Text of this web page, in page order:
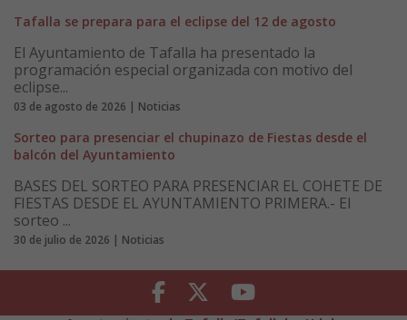
Tafalla se prepara para el eclipse del 12 de agosto
El Ayuntamiento de Tafalla ha presentado la
programación especial organizada con motivo del
eclipse...
03 de agosto de 2026 | Noticias
Sorteo para presenciar el chupinazo de Fiestas desde el
balcón del Ayuntamiento
BASES DEL SORTEO PARA PRESENCIAR EL COHETE DE
FIESTAS DESDE EL AYUNTAMIENTO PRIMERA.- El
sorteo ...
30 de julio de 2026 | Noticias
Facebook Twitter Youtube